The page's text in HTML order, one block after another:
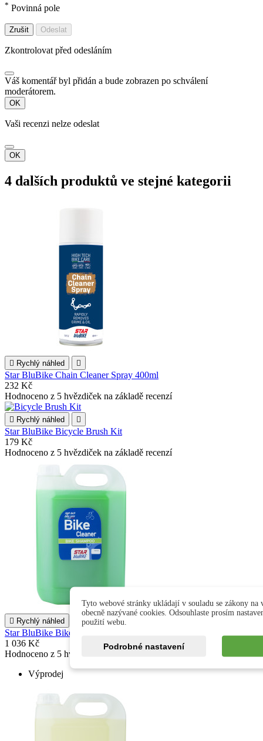
* Povinná pole
Zrušit Odeslat
Zkontrolovat před odesláním
Váš komentář byl přidán a bude zobrazen po schválení
moderátorem.
OK
Vaši recenzi nelze odeslat
OK
4 dalších produktů ve stejné kategorii
 Rychlý náhled 
Star BluBike Chain Cleaner Spray 400ml
232 Kč
Hodnoceno z 5 hvězdiček na základě recenzí
 Rychlý náhled 
Star BluBike Bicycle Brush Kit
179 Kč
Hodnoceno z 5 hvězdiček na základě recenzí
 Rychlý náhled
Star BluBike Bike Cleaner 5000ml
1 036 Kč
Hodnoceno z 5 hvězdiček na základě
Výprodej
Tyto webové stránky ukládají v souladu se zákony na
obecně nazývané cookies. Odsouhlaste prosím
použití webu.
Podrobné nastavení